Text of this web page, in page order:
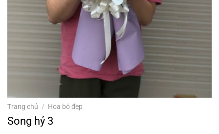
Trang chủ / Hoa bó đẹp
Song hỷ 3